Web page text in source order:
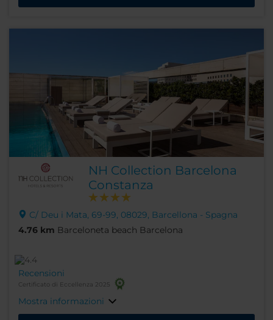
NH Collection Barcelona
Constanza
C/ Deu i Mata, 69-99, 08029, Barcellona - Spagna
4.76 km Barceloneta beach Barcelona
Recensioni
Certificato di Eccellenza 2025
Mostra informazioni